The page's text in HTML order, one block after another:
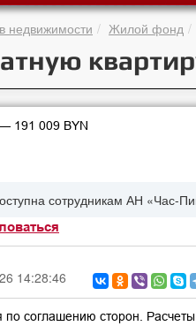
недвижимости Жилой фонд
191 009 BYN
сотрудникам АН «Час-
14:28:46
по соглашению сторон. Расчеты